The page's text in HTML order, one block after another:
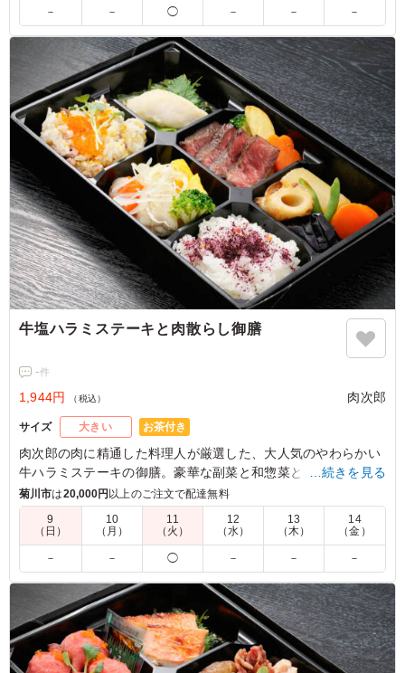
－ － ◯ － － －
牛塩ハラミステーキと肉散らし御膳
-件
1,944円 （税込） 肉次郎
サイズ 大きい お茶付き
肉次郎の肉に精通した料理人が厳選した、大人気のやわらかい
牛ハラミステーキの御膳。豪華な副菜と和惣菜と一緒にお楽し
みください。
…続きを見る
菊川市は20,000円 以上のご注文で配達無料
9
（日）
10
（月）
11
（火）
12
（水）
13
（木）
14
（金）
－ － ◯ － － －